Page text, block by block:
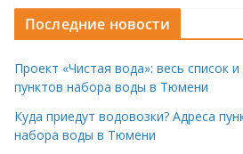
Последние новости
Проект «Чистая вода»: весь список
пунктов набора воды в Тюмени
Куда приедут водовозки? Адреса
набора воды в Тюмени